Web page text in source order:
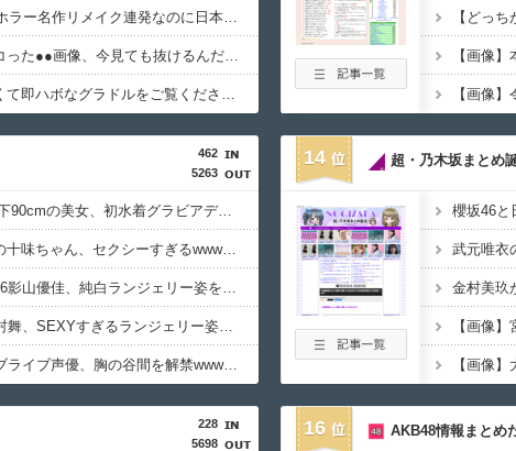
【悲報】2023年、ホラー名作リメイク連発なのに日本人涙目の理由がこれｗｗｗｗ
【懐かしい】昔シコった●●画像、今見ても抜けるんだがｗｗｗ
【画像】顔が小さくて即ハボなグラドルをご覧くださいｗｗｗｗ
【画像
【画像
462
5263
【画像】176cm 股下90cmの美女、初水着グラビアデビューwwwwww緑川希星、「ヤンジャン」で圧倒的スタイルを初解放！！！
【画像】顔面最強の十味ちゃん、セクシーすぎるwwwwww「ヤンジャン」の水着グラビアで美乳あらわに！！！
【画像】元日向坂46影山優佳、純白ランジェリー姿を大解禁wwwww初フォトエッセイの重版記念に下着姿カットを自ら公開！！！
【画像】STU48中村舞、SEXYすぎるランジェリー姿を解禁wwwwwww2nd写真集から悩殺カットが公開！！
【画像】20歳のラブライブ声優、胸の谷間を解禁wwwwww遠藤璃菜、1st写真集で美乳＆美ヘソをセクシー露出！！！
14 超・乃木坂まとめ
櫻坂46と
武元唯衣
228
5698
16 AKB48情報まとめ